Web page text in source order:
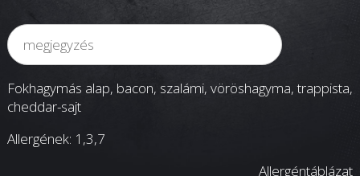
Fokhagymás alap, bacon, szalámi, vöröshagyma, trappista,
cheddar-sajt
Allergének: 1,3,7
Allergéntáblázat